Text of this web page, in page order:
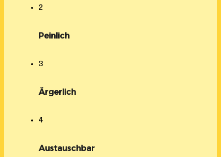
2
Peinlich
3
Ärgerlich
4
Austauschbar